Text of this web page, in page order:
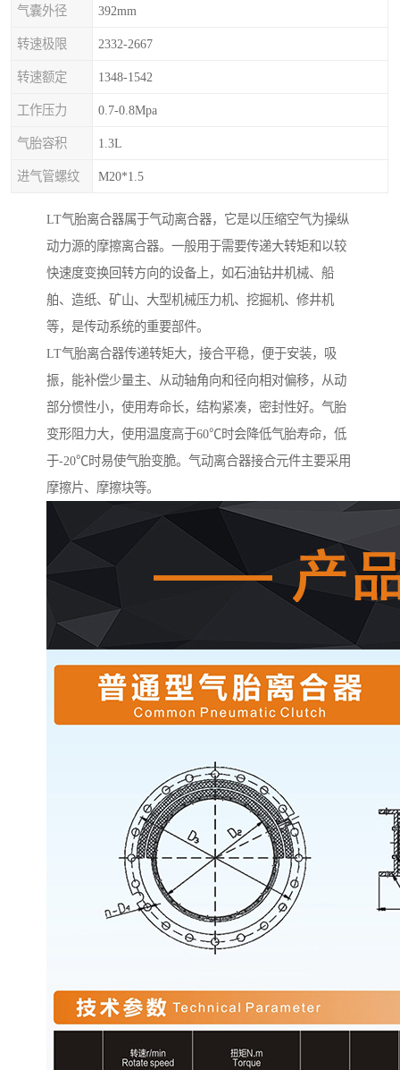
气囊外径 392mm
转速极限 2332-2667
转速额定 1348-1542
工作压力 0.7-0.8Mpa
气胎容积 1.3L
进气管螺纹 M20*1.5
LT气胎离合器属于气动离合器，它是以压缩空气为操纵
动力源的摩擦离合器。一般用于需要传递大转矩和以较
快速度变换回转方向的设备上，如石油钻井机械、船
舶、造纸、矿山、大型机械压力机、挖掘机、修井机
等，是传动系统的重要部件。
LT气胎离合器传递转矩大，接合平稳，便于安装，吸
振，能补偿少量主、从动轴角向和径向相对偏移，从动
部分惯性小，使用寿命长，结构紧凑，密封性好。气胎
变形阻力大，使用温度高于60℃时会降低气胎寿命，低
于-20℃时易使气胎变脆。气动离合器接合元件主要采用
摩擦片、摩擦块等。